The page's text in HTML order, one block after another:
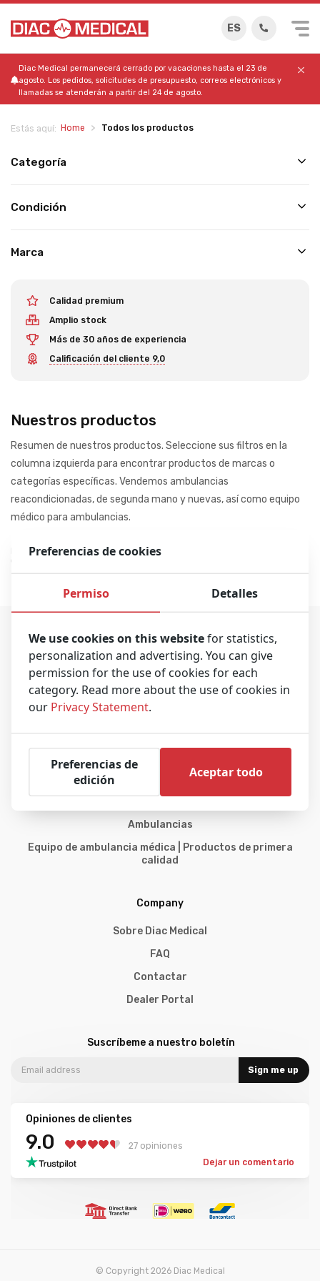
ES
Diac Medical permanecerá cerrado por vacaciones hasta el 23 de
agosto. Los pedidos, solicitudes de presupuesto, correos electrónicos y
llamadas se atenderán a partir del 24 de agosto.
Estás aquí: Home Todos los productos
Categoría
Condición
Marca
Calidad premium
Amplio stock
Más de 30 años de experiencia
Calificación del cliente 9,0
Nuestros productos
Resumen de nuestros productos. Seleccione sus filtros en la
columna izquierda para encontrar productos de marcas o
categorías específicas. Vendemos ambulancias
reacondicionadas, de segunda mano y nuevas, así como equipo
médico para ambulancias.
Mostrando 0-0 de 0 resultados
Ordenar por
Diac Medical es el vendedor líder de ambulancias usadas y equipos
médicos para ambulancias recertificados y reacondicionados.
Ambulancias
Equipo de ambulancia médica | Productos de primera
calidad
Company
Sobre Diac Medical
FAQ
Contactar
Dealer Portal
Suscríbeme a nuestro boletín
Sign me up
Opiniones de clientes
9.0
27 opiniones
Dejar un comentario
© Copyright 2026 Diac Medical
Preferencias de cookies
Permiso Detalles
We use cookies on this websitefor statistics,
personalization and advertising. You can give
permission for the use of cookies for each
category. Read more about the use of cookies in
our Privacy Statement.
Preferencias de
edición
Aceptar todo